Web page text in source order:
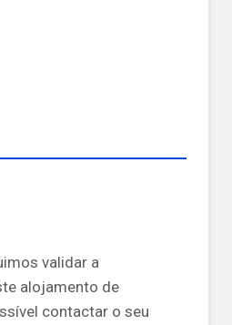
validar a
alojamento de
contactar o seu